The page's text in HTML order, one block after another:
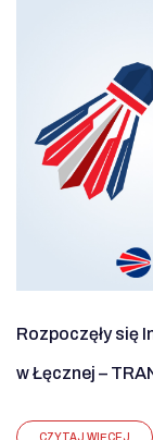
Rozpoczęły się
w Łęcznej –
CZYTAJ WIĘCEJ